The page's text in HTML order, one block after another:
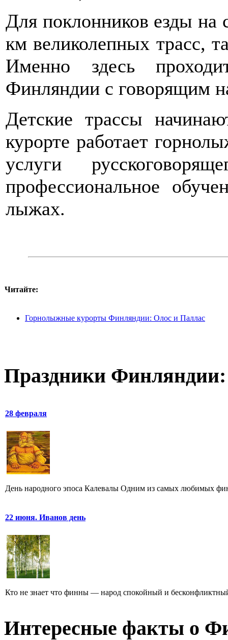
Для поклонников езды на
км великолепных трасс,
Именно здесь
Финляндии с говорящим
Детские трассы
курорте работает
услуги
профессиональное
лыжах.
Читайте:
Горнолыжные курорты Финляндии: Олос и Паллас
Праздники Финляндии:
28 февраля
День народного эпоса Калевалы Одним из самых любимых
22 июня. Иванов день
Кто не знает что финны — народ спокойный и
Интересные факты о